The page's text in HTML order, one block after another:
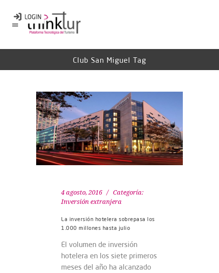
Club San Miguel Tag
4 agosto, 2016
Categoría:
Inversión extranjera
La inversión hotelera sobrepasa los
1.000 millones hasta julio
El volumen de inversión
hotelera en los siete primeros
meses del año ha alcanzado